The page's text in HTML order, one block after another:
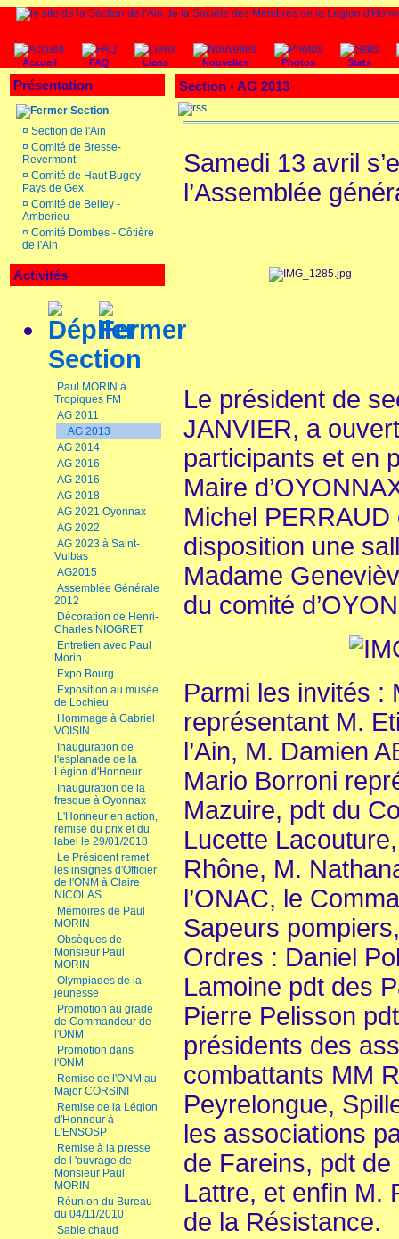
Accueil FAQ Liens Nouvelles Photos Stats
Présentation
Section
¤ Section de l'Ain
¤ Comité de Bresse-
Revermont
¤ Comité de Haut Bugey -
Pays de Gex
¤ Comité de Belley -
Amberieu
¤ Comité Dombes - Côtière
de l'Ain
Activités
Section
Paul MORIN à
Tropiques FM
AG 2011
AG 2013
AG 2014
AG 2016
AG 2016
AG 2018
AG 2021 Oyonnax
AG 2022
AG 2023 à Saint-
Vulbas
AG2015
Assemblée Générale
2012
Décoration de Henri-
Charles NIOGRET
Entretien avec Paul
Morin
Expo Bourg
Exposition au musée
de Lochieu
Hommage à Gabriel
VOISIN
Inauguration de
l'esplanade de la
Légion d'Honneur
Inauguration de la
fresque à Oyonnax
L'Honneur en action,
remise du prix et du
label le 29/01/2018
Le Président remet
les insignes d'Officier
de l'ONM à Claire
NICOLAS
Mémoires de Paul
MORIN
Obsèques de
Monsieur Paul
MORIN
Olympiades de la
jeunesse
Promotion au grade
de Commandeur de
l'ONM
Promotion dans
l'ONM
Remise de l'ONM au
Major CORSINI
Remise de la Légion
d'Honneur à
L'ENSOSP
Remise à la presse
de l 'ouvrage de
Monsieur Paul
MORIN
Réunion du Bureau
du 04/11/2010
Sable chaud
Section - AG 2013
Samedi 13 avril
l’Assemblée
Le président de
JANVIER, a
participants et en
Maire
Michel
disposition une
Madame
du comité
Parmi les invités :
représentant M.
l’Ain, M. Damien
Mario Borroni
Mazuire, pdt du
Lucette
Rhône, M.
l’ONAC, le
Sapeurs
Ordres : Daniel
Lamoine pdt des
Pierre Pelisson
présidents des
combattants MM
Peyrelongue,
les associations
de Fareins, pdt
Lattre, et enfin M.
de la Résistance.